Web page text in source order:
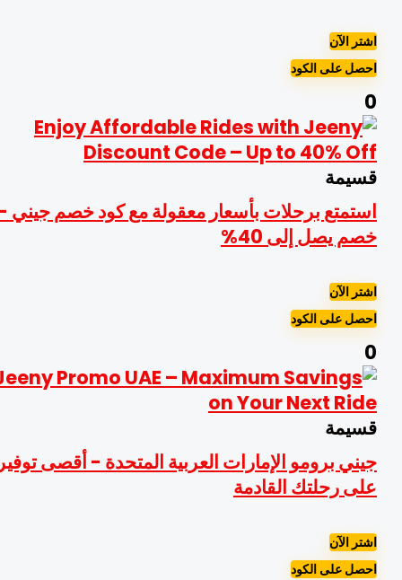
الآن
على الكود
برحلات بأسعار معقولة مع كود خصم جيني -
يصل إلى 40%
الآن
على الكود
برومو الإمارات العربية المتحدة - أقصى توفير
رحلتك القادمة
الآن
على الكود